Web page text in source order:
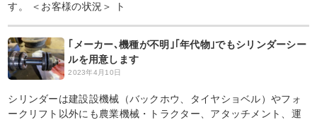
す。 ＜お客様の状況＞ ト
｢メーカー､機種が不明｣｢年代物｣でもシリンダーシー
ルを用意します
2023年4月10日
シリンダーは建設設機械（バックホウ、タイヤショベル）やフォ
ークリフト以外にも農業機械・トラクター、アタッチメント、運